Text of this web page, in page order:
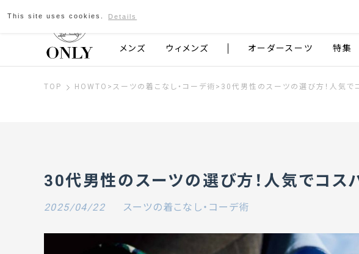
京都発のスーツブランド ONLY
メンズ ウィメンズ オーダースーツ 特集
TOP HOWTO > スーツの着こなし・コーデ術 > 30代男性のスーツの選び方！人気で
30代男性のスーツの選び方！人気でコス
2025/04/22 スーツの着こなし・コーデ術
This site uses cookies. Details